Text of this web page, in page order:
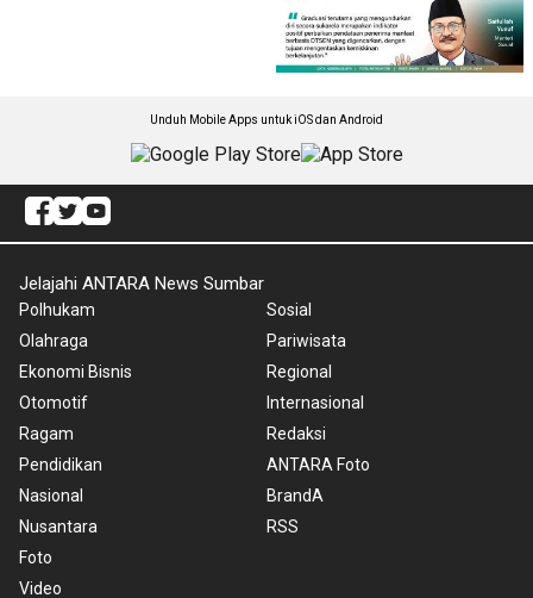
Unduh Mobile Apps untuk iOS dan Android
Jelajahi ANTARA News Sumbar
Polhukam
Olahraga
Ekonomi Bisnis
Otomotif
Ragam
Pendidikan
Nasional
Nusantara
Foto
Video
Sosial
Pariwisata
Regional
Internasional
Redaksi
ANTARA Foto
BrandA
RSS